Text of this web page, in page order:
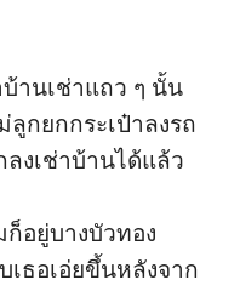
านเช่าแถว ๆ นั้น
กยกกระเป๋าลงรถ
งเช่าบ้านได้แล้ว
อยู่บางบัวทอง
ธอเอ่ยขึ้นหลังจาก